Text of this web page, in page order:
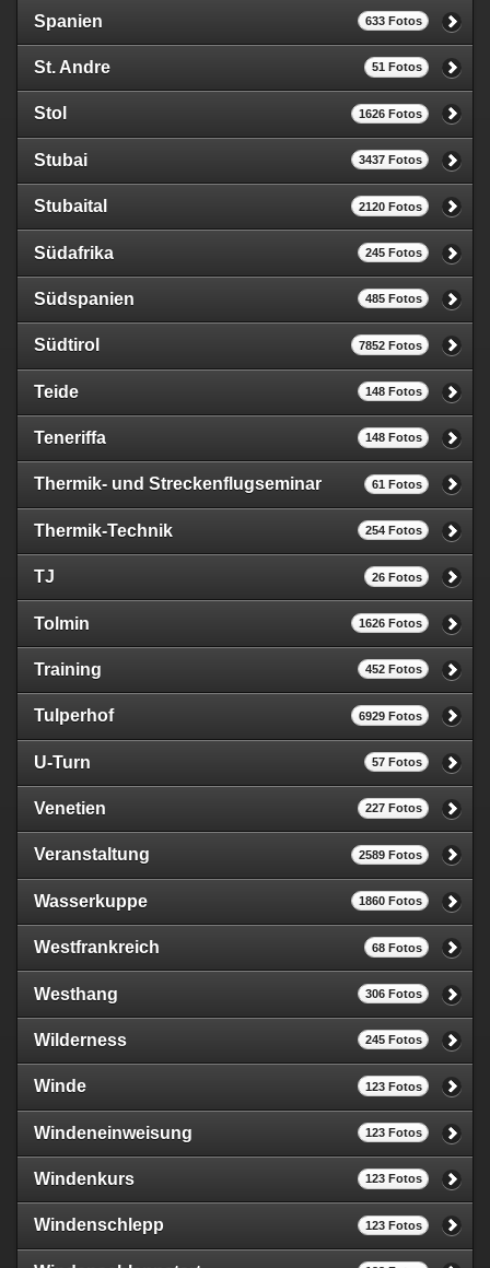
Spanien 633 Fotos
St. Andre 51 Fotos
Stol 1626 Fotos
Stubai 3437 Fotos
Stubaital 2120 Fotos
Südafrika 245 Fotos
Südspanien 485 Fotos
Südtirol 7852 Fotos
Teide 148 Fotos
Teneriffa 148 Fotos
Thermik- und Streckenflugseminar 61 Fotos
Thermik-Technik 254 Fotos
TJ 26 Fotos
Tolmin 1626 Fotos
Training 452 Fotos
Tulperhof 6929 Fotos
U-Turn 57 Fotos
Venetien 227 Fotos
Veranstaltung 2589 Fotos
Wasserkuppe 1860 Fotos
Westfrankreich 68 Fotos
Westhang 306 Fotos
Wilderness 245 Fotos
Winde 123 Fotos
Windeneinweisung 123 Fotos
Windenkurs 123 Fotos
Windenschlepp 123 Fotos